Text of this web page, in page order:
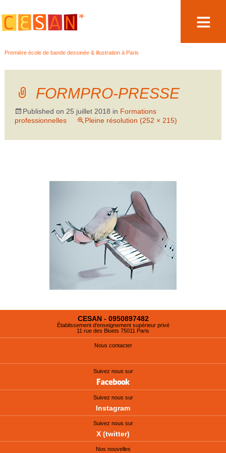
Première école de bande dessinée & illustration à Paris
au
FORMPRO-PRESSE
Published on 25 juillet 2018 in Formations
professionnelles
Pleine résolution (252 × 215)
CESAN - 0950897482
Établissement d'enseignement supérieur privé
11 rue des Bluets 75011 Paris
Nous contacter
Suivez nous sur
Suivez nous sur
Instagram
Suivez nous sur
X (twitter)
Nos nouvelles